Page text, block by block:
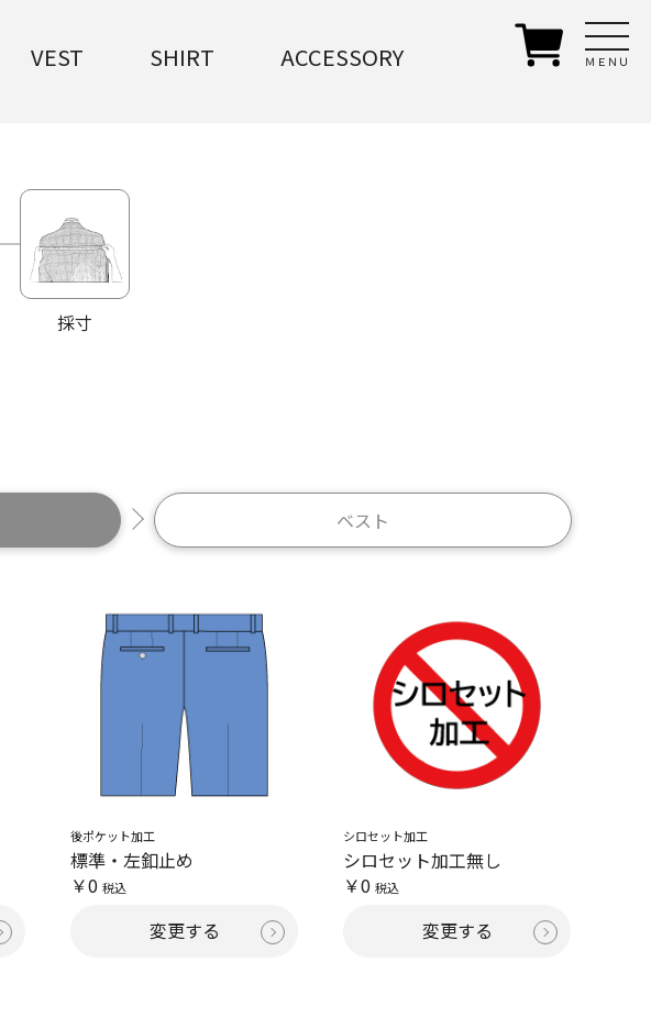
ＭＥＮＵ
VEST SHIRT ACCESSORY
採寸
ベスト
後ポケット加工
標準・左釦止め
￥0税込
変更する
シロセット加工
シロセット加工無し
￥0税込
変更する